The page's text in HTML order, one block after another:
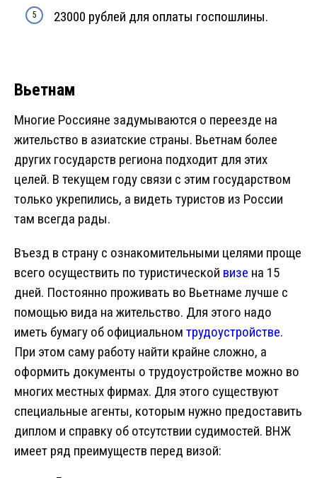
23000 рублей для оплаты госпошлины.
Вьетнам
Многие Россияне задумываются о переезде на
жительство в азиатские страны. Вьетнам более
других государств региона подходит для этих
целей. В текущем году связи с этим государством
только укрепились, а видеть туристов из России
там всегда рады.
Въезд в страну с ознакомительными целями проще
всего осуществить по туристической визе на 15
дней. Постоянно проживать во Вьетнаме лучше с
помощью вида на жительство. Для этого надо
иметь бумагу об официальном трудоустройстве.
При этом саму работу найти крайне сложно, а
оформить документы о трудоустройстве можно во
многих местных фирмах. Для этого существуют
специальные агенты, которым нужно предоставить
диплом и справку об отсутствии судимостей. ВНЖ
имеет ряд преимуществ перед визой: